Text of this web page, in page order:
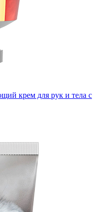
крем для рук и тела с